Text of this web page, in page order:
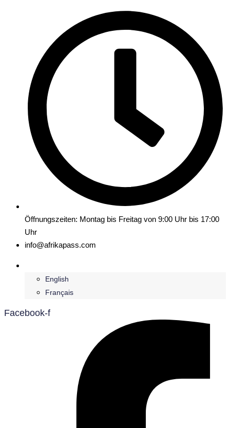
Öffnungszeiten: Montag bis Freitag von 9:00 Uhr bis 17:00
Uhr
info@afrikapass.com
English
Français
Facebook-f